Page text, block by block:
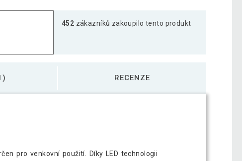
452 zákazníků zakoupilo tento produkt
RECENZE
pro venkovní použití. Díky LED technologii